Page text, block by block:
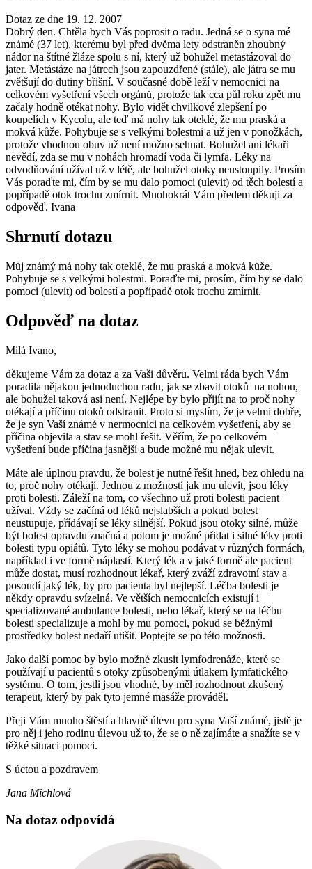
Dotaz ze dne 19. 12. 2007
Dobrý den. Chtěla bych Vás poprosit o radu. Jedná se o syna mé
známé (37 let), kterému byl před dvěma lety odstraněn zhoubný
nádor na štítné žláze spolu s ní, který už bohužel metastázoval do
jater. Metástáze na játrech jsou zapouzdřené (stále), ale játra se mu
zvětšují do dutiny břišní. V současné době leží v nemocnici na
celkovém vyšetření všech orgánů, protože tak cca půl roku zpět mu
začaly hodně otékat nohy. Bylo vidět chvilkové zlepšení po
koupelích v Kycolu, ale teď má nohy tak oteklé, že mu praská a
mokvá kůže. Pohybuje se s velkými bolestmi a už jen v ponožkách,
protože vhodnou obuv už není možno sehnat. Bohužel ani lékaři
nevědí, zda se mu v nohách hromadí voda či lymfa. Léky na
odvodňování užíval už v létě, ale bohužel otoky neustoupily. Prosím
Vás poraďte mi, čím by se mu dalo pomoci (ulevit) od těch bolestí a
popřípadě otok trochu zmírnit. Mnohokrát Vám předem děkuji za
odpověď. Ivana
Shrnutí dotazu
Můj známý má nohy tak oteklé, že mu praská a mokvá kůže.
Pohybuje se s velkými bolestmi. Poraďte mi, prosím, čím by se dalo
pomoci (ulevit) od bolestí a popřípadě otok trochu zmírnit.
Odpověď na dotaz
Milá Ivano,
děkujeme Vám za dotaz a za Vaši důvěru. Velmi ráda bych Vám
poradila nějakou jednoduchou radu, jak se zbavit otoků na nohou,
ale bohužel taková asi není. Nejlépe by bylo přijít na to proč nohy
otékají a příčinu otoků odstranit. Proto si myslím, že je velmi dobře,
že je syn Vaší známé v nermocnici na celkovém vyšetření, aby se
příčina objevila a stav se mohl řešit. Věřím, že po celkovém
vyšetření bude příčina jasnější a bude možné mu nějak ulevit.
Máte ale úplnou pravdu, že bolest je nutné řešit hned, bez ohledu na
to, proč nohy otékají. Jednou z možností jak mu ulevit, jsou léky
proti bolesti. Záleží na tom, co všechno už proti bolesti pacient
užíval. Vždy se začíná od léků nejslabších a pokud bolest
neustupuje, přídávají se léky silnější. Pokud jsou otoky silné, může
být bolest opravdu značná a potom je možné přidat i silné léky proti
bolesti typu opiátů. Tyto léky se mohou podávat v různých formách,
například i ve formě náplastí. Který lék a v jaké formě ale pacient
může dostat, musí rozhodnout lékař, který zváží zdravotní stav a
posoudí jaký lék, by pro pacienta byl nejlepší. Léčba bolesti je
někdy opravdu svízelná. Ve větších nemocnicích existují i
specializované ambulance bolesti, nebo lékař, který se na léčbu
bolesti specializuje a mohl by mu pomoci, pokud se běžnými
prostředky bolest nedaří utišit. Poptejte se po této možnosti.
Jako další pomoc by bylo možné zkusit lymfodrenáže, které se
používají u pacientů s otoky způsobenými útlakem lymfatického
systému. O tom, jestli jsou vhodné, by měl rozhodnout zkušený
terapeut, který by pak tyto jemné masáže prováděl.
Přeji Vám mnoho štěstí a hlavně úlevu pro syna Vaší známé, jistě je
pro něj i jeho rodinu úlevou už to, že se o ně zajímáte a snažíte se v
těžké situaci pomoci.
S úctou a pozdravem
Jana Michlová
Na dotaz odpovídá